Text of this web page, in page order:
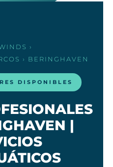
›
› BERINGHAVEN
DISPONIBLES
|